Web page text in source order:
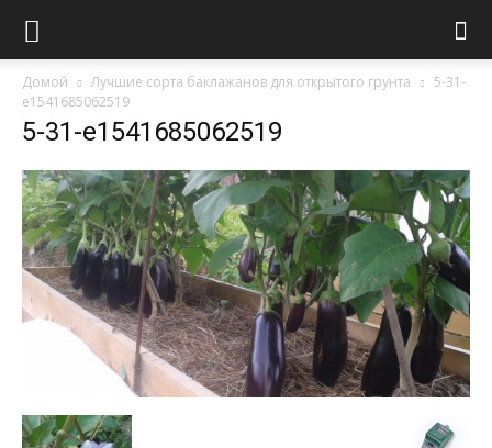
Домой Лучшие сорта баклажанов для открытого грунта
5-31-
e1541685062519
5-31-e1541685062519